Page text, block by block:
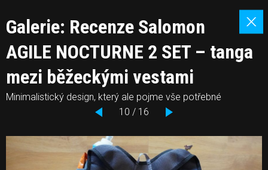
Galerie: Recenze Salomon
AGILE NOCTURNE 2 SET – tanga
mezi běžeckými vestami
Minimalistický design, který ale pojme vše potřebné
10 / 16